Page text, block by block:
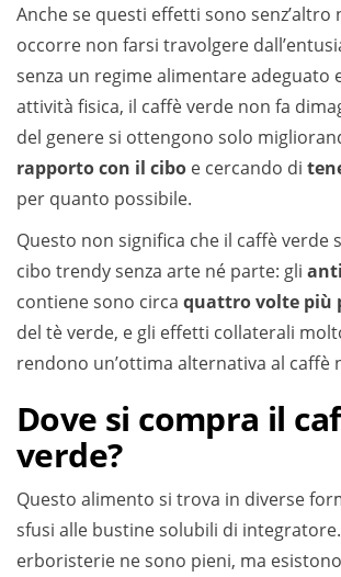
Anche se questi effetti sono senz’altro
occorre non farsi travolgere
senza un regime alimentare adeguato
attività fisica, il caffè verde non fa
del genere si ottengono solo
rapporto con il cibo e cercando di
per quanto possibile.
Questo non significa che il caffè verde
cibo trendy senza arte né parte: gli
contiene sono circa quattro volte più
del tè verde, e gli effetti collaterali
rendono un’ottima alternativa al caffè
Dove si compra il
verde?
Questo alimento si trova in diverse
sfusi alle bustine solubili di
erboristerie ne sono pieni, ma